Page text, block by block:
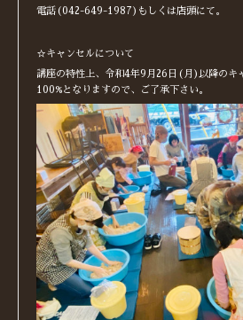
電話(042-649-1987)もしくは店頭にて。
☆キャンセルについて
講座の特性上、令和4年9月26日(月)以降のキ
100%となりますので、ご了承下さい。